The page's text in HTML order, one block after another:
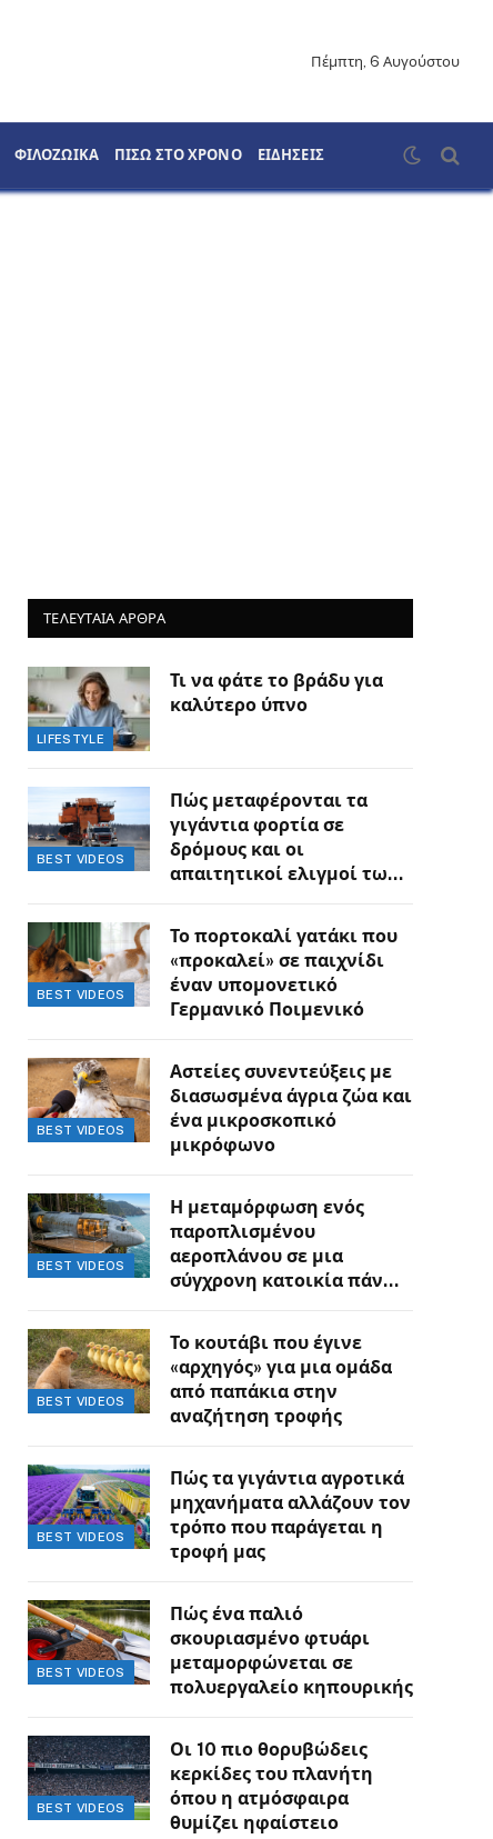
Πέμπτη, 6 Αυγούστου
ΦΙΛΟΖΩΙΚΑ ΠΙΣΩ ΣΤΟ ΧΡΟΝΟ ΕΙΔΗΣΕΙΣ
ΤΕΛΕΥΤΑΙΑ ΑΡΘΡΑ
LIFESTYLE
Τι να φάτε το βράδυ για
καλύτερο ύπνο
BEST VIDEOS
Πώς μεταφέρονται τα
γιγάντια φορτία σε
δρόμους και οι
απαιτητικοί ελιγμοί των
BEST VIDEOS
Το πορτοκαλί γατάκι που
«προκαλεί» σε παιχνίδι
έναν υπομονετικό
Γερμανικό Ποιμενικό
BEST VIDEOS
Αστείες συνεντεύξεις με
διασωσμένα άγρια ζώα και
ένα μικροσκοπικό
μικρόφωνο
BEST VIDEOS
Η μεταμόρφωση ενός
παροπλισμένου
αεροπλάνου σε μια
σύγχρονη κατοικία πάνω
BEST VIDEOS
Το κουτάβι που έγινε
«αρχηγός» για μια ομάδα
από παπάκια στην
αναζήτηση τροφής
BEST VIDEOS
Πώς τα γιγάντια αγροτικά
μηχανήματα αλλάζουν τον
τρόπο που παράγεται η
τροφή μας
BEST VIDEOS
Πώς ένα παλιό
σκουριασμένο φτυάρι
μεταμορφώνεται σε
πολυεργαλείο κηπουρικής
BEST VIDEOS
Οι 10 πιο θορυβώδεις
κερκίδες του πλανήτη
όπου η ατμόσφαιρα
θυμίζει ηφαίστειο